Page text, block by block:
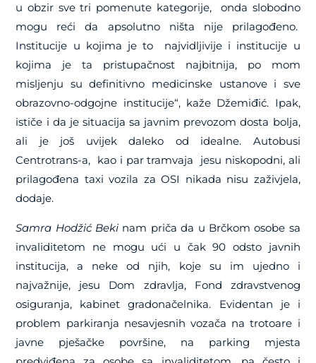
u obzir sve tri pomenute kategorije, onda slobodno
mogu reći da apsolutno ništa nije prilagođeno.
Institucije u kojima je to najvidljivije i institucije u
kojima je ta pristupačnost najbitnija, po mom
misljenju su definitivno medicinske ustanove i sve
obrazovno-odgojne institucije“, kaže Džemiđić. Ipak,
ističe i da je situacija sa javnim prevozom dosta bolja,
ali je još uvijek daleko od idealne. Autobusi
Centrotrans-a, kao i par tramvaja jesu niskopodni, ali
prilagođena taxi vozila za OSI nikada nisu zaživjela,
dodaje.
Samra Hodžić Beki nam priča da u Brčkom osobe sa
invaliditetom ne mogu ući u čak 90 odsto javnih
institucija, a neke od njih, koje su im ujedno i
najvažnije, jesu Dom zdravlja, Fond zdravstvenog
osiguranja, kabinet gradonačelnika. Evidentan je i
problem parkiranja nesavjesnih vozača na trotoare i
javne pješačke površine, na parking mjesta